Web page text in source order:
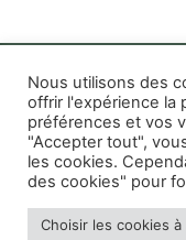
Rife WordPress
photo
Photographe
Nous utilisons des
offrir l'expérience la
préférences et vos
"Accepter tout",
les cookies.
des cookies" pour
Choisir les cookies